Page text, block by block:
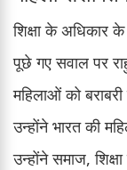
शिक्षा के अधिकार
पूछे गए सवाल पर
महिलाओं को
उन्होंने भारत की
उन्होंने समाज,